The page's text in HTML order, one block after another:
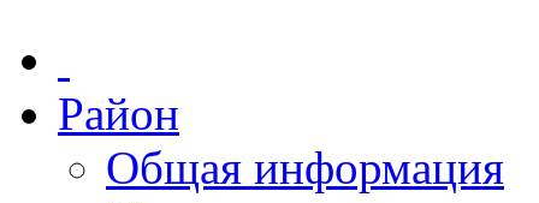
Район
Общая информация